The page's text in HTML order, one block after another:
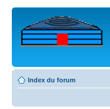
Index du forum